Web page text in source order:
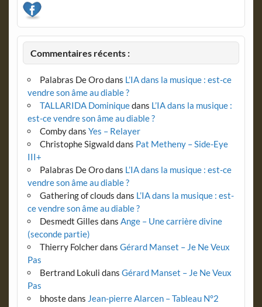
Commentaires récents :
Palabras De Orodans L’IA dans la musique : est-ce
vendre son âme au diable ?
TALLARIDA Dominiquedans L’IA dans la musique :
est-ce vendre son âme au diable ?
Combydans Yes – Relayer
Christophe Sigwalddans Pat Metheny – Side-Eye
III+
Palabras De Orodans L’IA dans la musique : est-ce
vendre son âme au diable ?
Gathering of clouds dans L’IA dans la musique : est-
ce vendre son âme au diable ?
Desmedt Gilles dans Ange – Une carrière divine
(seconde partie)
Thierry Folcherdans Gérard Manset – Je Ne Veux
Pas
Bertrand Lokuli dans Gérard Manset – Je Ne Veux
Pas
bhostedans Jean-pierre Alarcen – Tableau N°2